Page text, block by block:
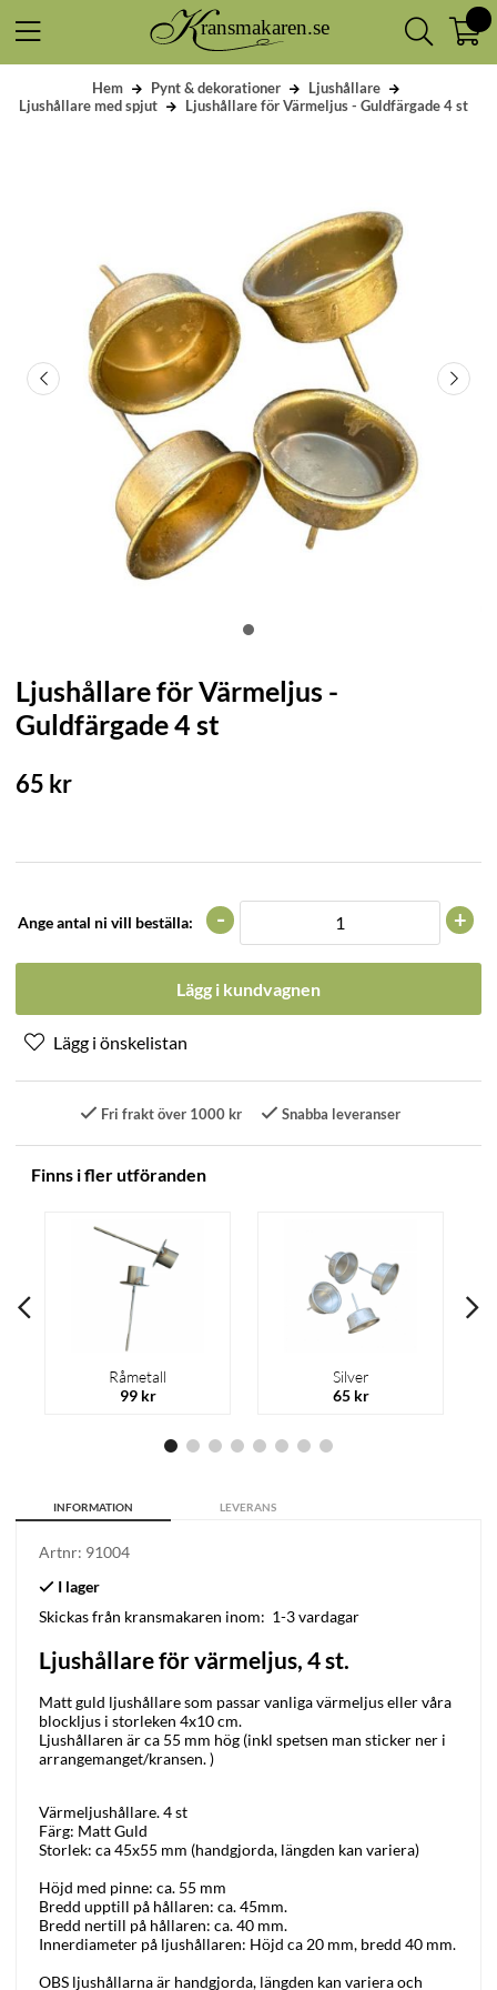
Hem Pynt & dekorationer
Ljushållare
Ljushållare med spjut
Ljushållare för Värmeljus - Guldfärgade 4 st
Ljushållare för Värmeljus -
Guldfärgade 4 st
65 kr
Ange antal ni vill beställa: +
-
Lägg i kundvagnen
Fri frakt över 1000 kr Snabba leveranser
Finns i fler utföranden
Råmetall
99 kr
Silver
65 kr
INFORMATION LEVERANS
Artnr: 91004
Skickas från kransmakaren inom: 1-3 vardagar
Ljushållare för värmeljus, 4 st.
Matt guld ljushållare som passar vanliga värmeljus eller våra
blockljus i storleken 4x10 cm.
Ljushållaren är ca 55 mm hög (inkl spetsen man sticker ner i
arrangemanget/kransen. )
Värmeljushållare. 4 st
Färg: Matt Guld
Storlek: ca 45x55 mm (handgjorda, längden kan variera)
Höjd med pinne: ca. 55 mm
Bredd upptill på hållaren: ca. 45mm.
Bredd nertill på hållaren: ca. 40 mm.
Innerdiameter på ljushållaren: Höjd ca 20 mm, bredd 40 mm.
OBS ljushållarna är handgjorda, längden kan variera och